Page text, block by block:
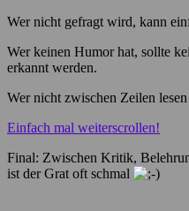
Wer nicht gefragt wird, kann
Wer keinen Humor hat, sollte
erkannt werden.
Wer nicht zwischen Zeilen
Einfach mal weiterscrollen!
Final: Zwischen Kritik,
ist der Grat oft schmal